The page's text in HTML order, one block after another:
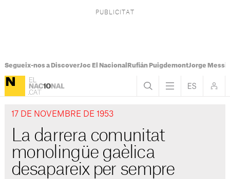
Segueix-nos a DiscoverJoc El Nacional Rufián PuigdemontJorge Messi
17 DE NOVEMBRE DE 1953
La darrera comunitat
monolingüe gaèlica
desapareix per sempre